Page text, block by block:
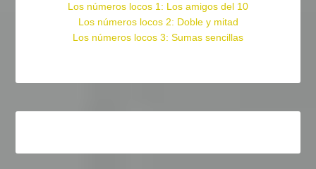
Los números locos 1: Los amigos del 10
Los números locos 2: Doble y mitad
Los números locos 3: Sumas sencillas